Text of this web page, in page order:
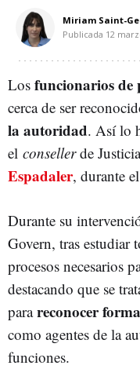
Miriam Saint-
Publicada 12
Los funcionarios de
cerca de ser
la autoridad. Así lo
el consellerde
Espadaler, durante
Durante su
Govern, tras estudiar
procesos necesarios
destacando que se
parareconocer
como agentes de la
funciones.